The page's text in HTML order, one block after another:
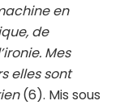
en
de
Mes
elles sont
(6). Mis sous